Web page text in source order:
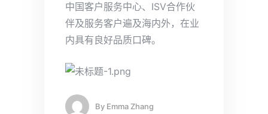
中国客户服务中心、ISV合作伙
伴及服务客户遍及海内外，在业
内具有良好品质口碑。
By Emma Zhang